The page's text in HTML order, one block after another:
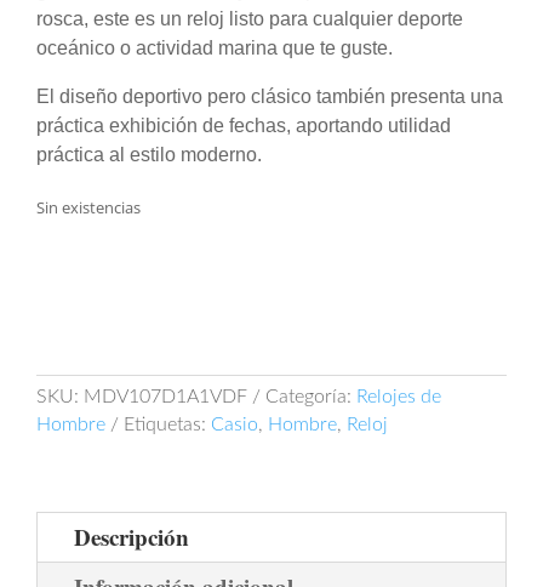
rosca, este es un reloj listo para cualquier deporte
oceánico o actividad marina que te guste.
El diseño deportivo pero clásico también presenta una
práctica exhibición de fechas, aportando utilidad
práctica al estilo moderno.
Sin existencias
SKU: MDV107D1A1VDF Categoría: Relojes de
Hombre
Etiquetas: Casio, Hombre, Reloj
Descripción